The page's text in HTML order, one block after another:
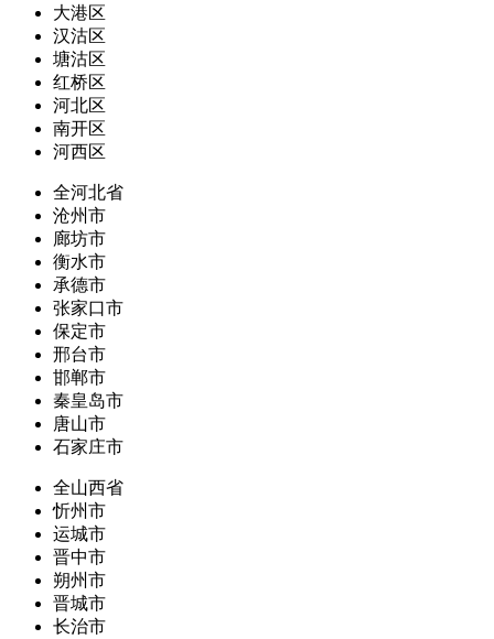
大港区
汉沽区
塘沽区
红桥区
河北区
南开区
河西区
全河北省
沧州市
廊坊市
衡水市
承德市
张家口市
保定市
邢台市
邯郸市
秦皇岛市
唐山市
石家庄市
全山西省
忻州市
运城市
晋中市
朔州市
晋城市
长治市